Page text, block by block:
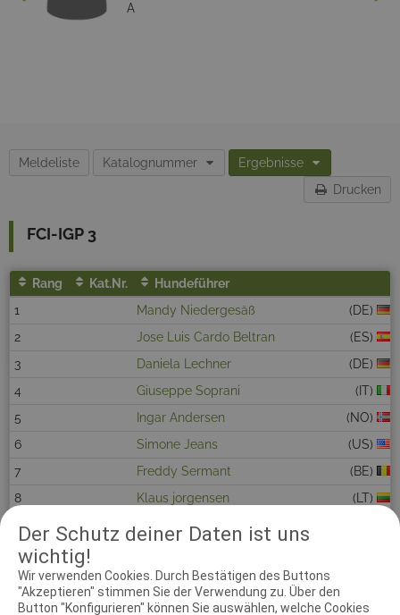
Der Schutz deiner Daten ist uns
wichtig!
Wir verwenden Cookies. Durch Bestätigen des Buttons
"Akzeptieren" stimmen Sie der Verwendung zu. Über den
Button "Konfigurieren" können Sie auswählen, welche Cookies
A
Meldeliste Katalognummer
Ergebnisse
Drucken
FCI-IGP 3
Rang Kat.Nr.
Hundeführer
1
Mandy Niedergesäß
(DE)
2
Jose Luis Cardo Beltran
(ES)
3
Daniela Lechner
(DE)
4
Giuseppe Soprani
(IT)
5
Ingar Andersen
(NO)
6
Simone Jeans
(US)
7
Freddy Sermant
(BE)
8
Klaus jorgensen
(LT)
9
Ralf Karcher
10
11
Gerhard Umgeher
12
Mami Ichimura
(JP)